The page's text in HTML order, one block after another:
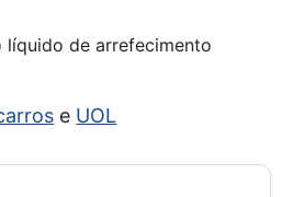
líquido de arrefecimento
e UOL